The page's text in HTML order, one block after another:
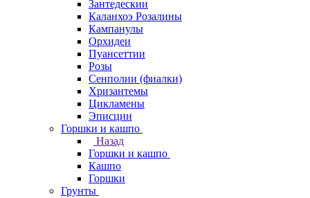
Зантедескии
Каланхоэ Розалины
Кампанулы
Орхидеи
Пуансеттии
Розы
Сенполии (фиалки)
Хризантемы
Цикламены
Эписции
Горшки и кашпо
Назад
Горшки и кашпо
Кашпо
Горшки
Грунты